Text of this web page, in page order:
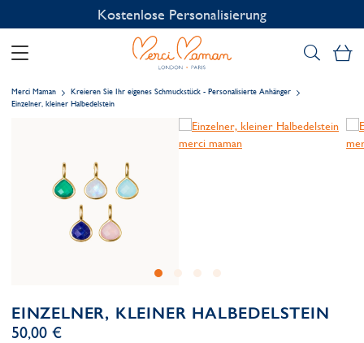
Kostenlose Personalisierung
Merci Maman
Kreieren Sie Ihr eigenes Schmuckstück - Personalisierte Anhänger
Einzelner, kleiner Halbedelstein
EINZELNER, KLEINER HALBEDELSTEIN
50,00 €